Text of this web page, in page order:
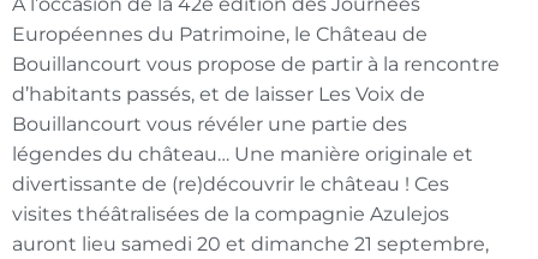
Européennes du Patrimoine, le Château de
Bouillancourt vous propose de partir à la rencontre
d’habitants passés, et de laisser Les Voix de
Bouillancourt vous révéler une partie des
légendes du château… Une manière originale et
divertissante de (re)découvrir le château ! Ces
visites théâtralisées de la compagnie Azulejos
auront lieu samedi 20 et dimanche 21 septembre,